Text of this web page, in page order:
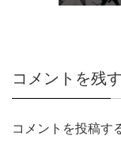
コメントを残す
コメントを投稿す